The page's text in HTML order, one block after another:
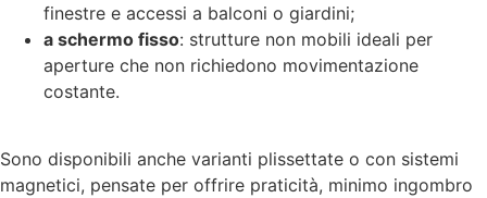
finestre e accessi a balconi o giardini;
a schermo fisso: strutture non mobili ideali per
aperture che non richiedono movimentazione
costante.
Sono disponibili anche varianti plissettate o con sistemi
magnetici, pensate per offrire praticità, minimo ingombro